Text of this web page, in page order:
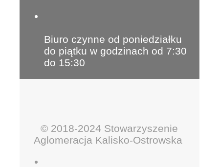
Biuro czynne od poniedziałku
do piątku w godzinach od 7:30
do 15:30
© 2018-2024 Stowarzyszenie
Aglomeracja Kalisko-Ostrowska